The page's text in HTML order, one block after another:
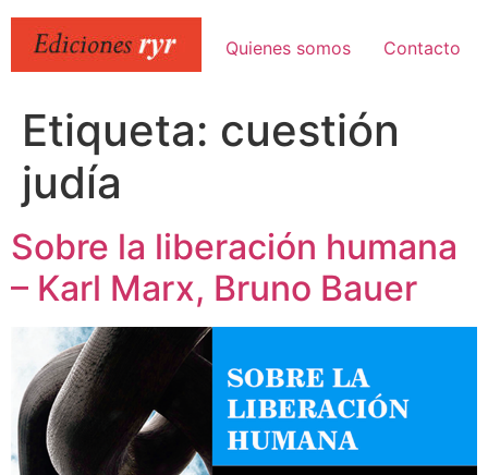
contenido
Quienes somos Contacto
Etiqueta: cuestión
judía
Sobre la liberación humana
– Karl Marx, Bruno Bauer